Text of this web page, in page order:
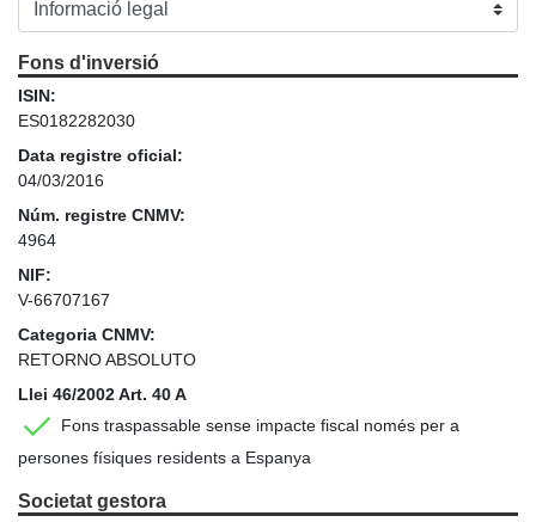
Fons d'inversió
ISIN:
ES0182282030
Data registre oficial:
04/03/2016
Núm. registre CNMV:
4964
NIF:
V-66707167
Categoria CNMV:
RETORNO ABSOLUTO
Llei 46/2002 Art. 40 A
Fons traspassable sense impacte fiscal només per a
persones físiques residents a Espanya
Societat gestora